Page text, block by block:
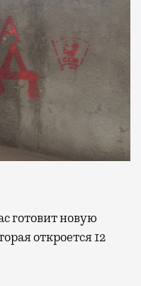
готовит новую
откроется 12